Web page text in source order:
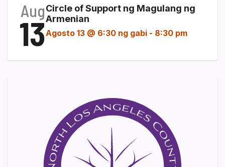
Aug
13
Circle of Support ng Magulang ng
Armenian
Agosto 13 @ 6:30 ng gabi - 8:30 pm